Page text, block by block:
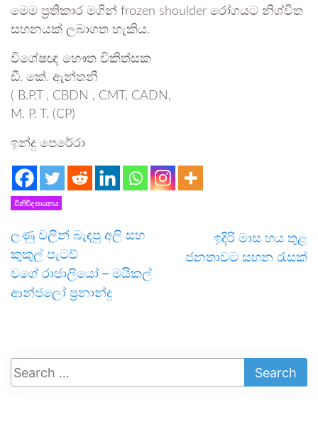
මෙම ප්‍රතිකාර මගින් frozen shoulder රෝගයට නිශ්චිත
සහනයක් ලබාගත හැකිය.
විශේෂඥ හෞත චිකිත්සක
ඩී. කේ. ඇන්තනී
( B.P.T , CBDN , CMT, CADN,
M. P. T. (CP)
ඉන්දු පෙරේ⁣රා
විනිවිද සායනය
ලණු වලින් බැඳපු අලි සහ
කුකුල් පැටව්
වගේ රාජාලියෝ – මයිකල්
ආන්ජලෝ ප්‍රනාන්දු
ඉදිරි මාස හය තුළ
ජනතාවට සහන රැසක්